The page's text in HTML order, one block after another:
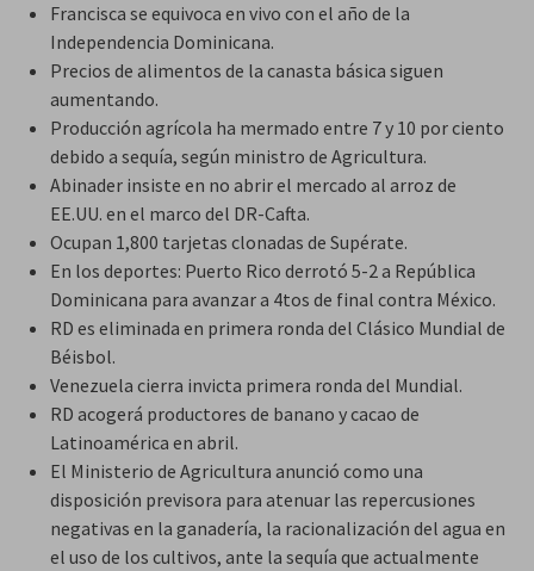
Francisca se equivoca en vivo con el año de la
Independencia Dominicana.
Precios de alimentos de la canasta básica siguen
aumentando.
Producción agrícola ha mermado entre 7 y 10 por ciento
debido a sequía, según ministro de Agricultura.
Abinader insiste en no abrir el mercado al arroz de
EE.UU. en el marco del DR-Cafta.
Ocupan 1,800 tarjetas clonadas de Supérate.
En los deportes: Puerto Rico derrotó 5-2 a República
Dominicana para avanzar a 4tos de final contra México.
RD es eliminada en primera ronda del Clásico Mundial de
Béisbol.
Venezuela cierra invicta primera ronda del Mundial.
RD acogerá productores de banano y cacao de
Latinoamérica en abril.
El Ministerio de Agricultura anunció como una
disposición previsora para atenuar las repercusiones
negativas en la ganadería, la racionalización del agua en
el uso de los cultivos, ante la sequía que actualmente